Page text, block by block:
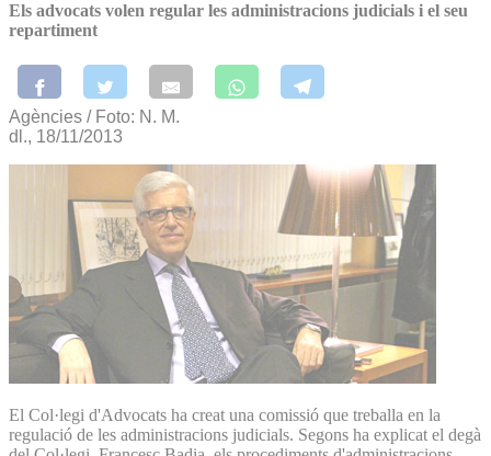
Els advocats volen regular les administracions judicials i el seu
repartiment
Agències / Foto: N. M.
dl., 18/11/2013
El Col·legi d'Advocats ha creat una comissió que treballa en la
regulació de les administracions judicials. Segons ha explicat el degà